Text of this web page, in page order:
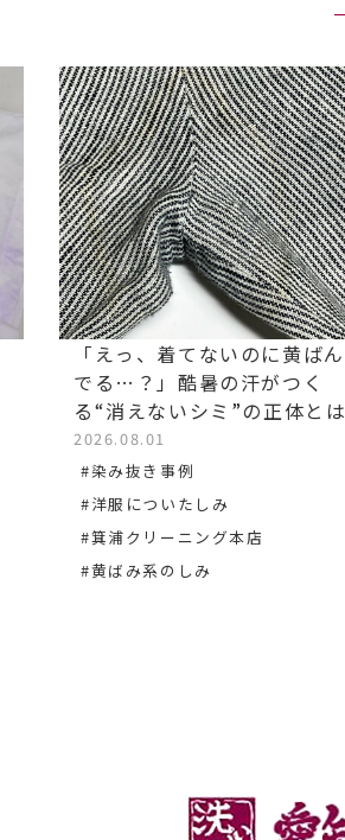
「えっ、着てないのに黄ばん
でる…？」酷暑の汗がつく
る“消えないシミ”の正体とは
2026.08.01
#染み抜き事例
#洋服についたしみ
#箕浦クリーニング本店
#黄ばみ系のしみ